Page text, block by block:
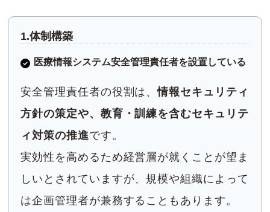
1.体制構築
医療情報システム安全管理責任者を設置している
安全管理責任者の役割は、情報セキュリティ
方針の策定や、教育・訓練を含むセキュリテ
ィ対策の推進です。
実効性を高めるため経営層が就くことが望ま
しいとされていますが、規模や組織によって
は企画管理者が兼務することもあります。